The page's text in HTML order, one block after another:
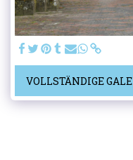
VOLLSTÄNDIGE